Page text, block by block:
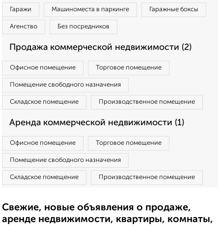
Гаражи Машиноместа в паркинге Гаражные боксы
Агенство Без посредников
Продажа коммерческой недвижимости (2)
Офисное помещение Торговое помещение
Помещение свободного назначения
Складское помещение Производственное помещение
Аренда коммерческой недвижимости (1)
Офисное помещение Торговое помещение
Помещение свободного назначения
Складское помещение Производственное помещение
Свежие, новые объявления о продаже,
аренде недвижимости, квартиры, комнаты,